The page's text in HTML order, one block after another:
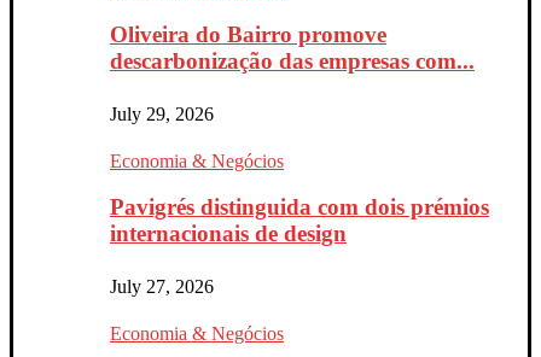
Oliveira do Bairro promove
descarbonização das empresas com...
July 29, 2026
Economia & Negócios
Pavigrés distinguida com dois prémios
internacionais de design
July 27, 2026
Economia & Negócios